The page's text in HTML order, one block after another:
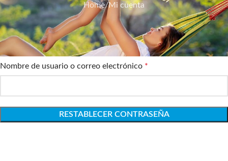
Home Mi cuenta
¿Perdiste tu contraseña? Por favor, introduce tu nombre de
usuario o correo electrónico. Recibirás un enlace para crear una
contraseña nueva por correo electrónico.
Nombre de usuario o correo electrónico *
RESTABLECER CONTRASEÑA